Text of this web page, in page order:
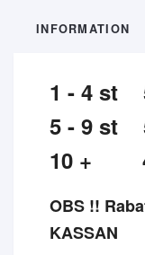
INFORMATION
1 - 4 st
5 - 9 st
10 +
OBS !!
KASSAN